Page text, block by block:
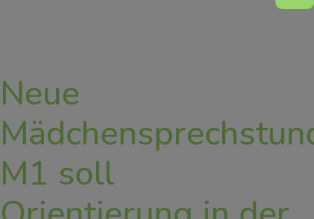
Neue
M1 soll